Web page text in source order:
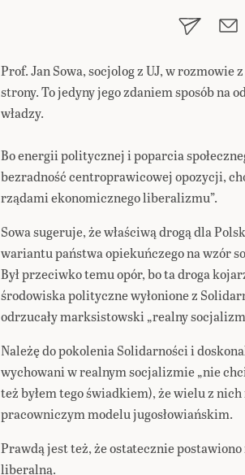
Prof. Jan Sowa, socjolog z UJ, w rozmowie
strony. To jedyny jego zdaniem sposób na
władzy.
Bo energii politycznej i poparcia
bezradność centroprawicowej opozycji,
rządami ekonomicznego liberalizmu”.
Sowa sugeruje, że właściwą drogą dla
wariantu państwa opiekuńczego na wzór
Był przeciwko temu opór, bo ta droga
środowiska polityczne wyłonione z
odrzucały marksistowski „realny
Należę do pokolenia Solidarności i
wychowani w realnym socjalizmie „nie
też byłem tego świadkiem), że wielu z
pracowniczym modelu jugosłowiańskim.
Prawdą jest też, że ostatecznie
liberalną.